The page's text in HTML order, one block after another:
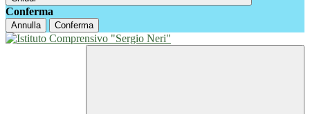
Conferma
Annulla Conferma